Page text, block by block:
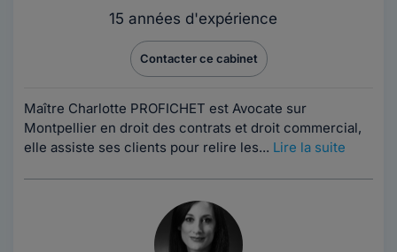
15 années d'expérience
Contacter ce cabinet
Maître Charlotte PROFICHET est Avocate sur
Montpellier en droit des contrats et droit commercial,
elle assiste ses clients pour relire les... Lire la suite